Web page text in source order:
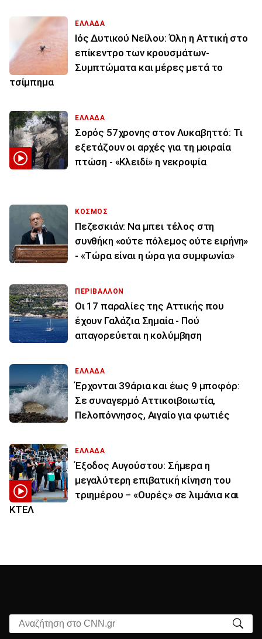
ΕΛΛΑΔΑ
Ιός Δυτικού Νείλου: Όλη η Αττική στο
επίκεντρο των κρουσμάτων-
Συμπτώματα και μέρες μετά το
τσίμπημα
ΕΛΛΑΔΑ
Σορός 57χρονης στον Λυκαβηττό: Τι
εξετάζουν οι αρχές για τη μοιραία
πτώση - «Κλειδί» η νεκροψία
ΚΟΣΜΟΣ
Πεζεσκιάν: Να μπει τέλος στη
συνθήκη «ούτε πόλεμος ούτε ειρήνη»
- «Τώρα είναι η ώρα για συμφωνία»
ΠΕΡΙΒΑΛΛΟΝ
Οι 17 παραλίες της Αττικής που
έχουν Γαλάζια Σημαία - Πού
απαγορεύεται η κολύμβηση
ΕΛΛΑΔΑ
Έρχονται 39άρια και έως 9 μποφόρ:
Σε συναγερμό Αττικοιβοιωτία,
Πελοπόννησος, Αιγαίο για φωτιές
ΕΛΛΑΔΑ
Έξοδος Αυγούστου: Σήμερα η
μεγαλύτερη επιβατική κίνηση του
τριημέρου – «Ουρές» σε λιμάνια και
ΚΤΕΛ
Αναζήτηση στο CNN.gr